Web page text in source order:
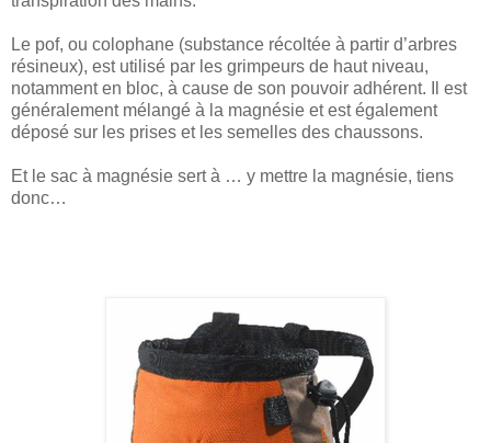
Le pof, ou colophane (substance récoltée à partir d’arbres
résineux), est utilisé par les grimpeurs de haut niveau,
notamment en bloc, à cause de son pouvoir adhérent. Il est
généralement mélangé à la magnésie et est également
déposé sur les prises et les semelles des chaussons.
Et le sac à magnésie sert à … y mettre la magnésie, tiens
donc…